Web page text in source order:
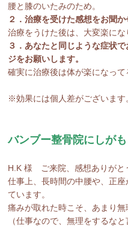
腰と膝のいたみのため。
２．治療を受けた感想をお聞か
治療をうけた後は、大変楽にな
３．あなたと同じような症状
ジをお願いします。
確実に治療後は体が楽になって
※効果には個人差がございます
バンブー整骨院にしが
H.K 様 ご来院、感想ありがと
仕事上、長時間の中腰や、正
ています。
痛みが取れた時こそ、あまり
（仕事なので、無理をするな